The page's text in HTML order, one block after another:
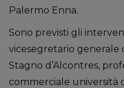
Palermo Enna.
Sono previsti gli
vicesegretario generale
Stagno d’Alcontres,
commerciale università